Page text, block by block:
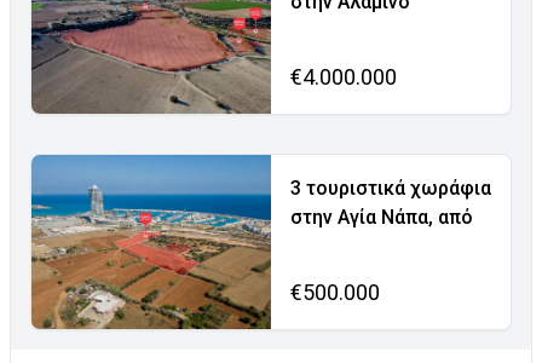
€4.000.000
3 τουριστικά χωράφια
στην Αγία Νάπα, από
€500.000